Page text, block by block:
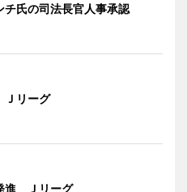
チ氏の司法長官人事承認
リーグ
進 Ｊリーグ